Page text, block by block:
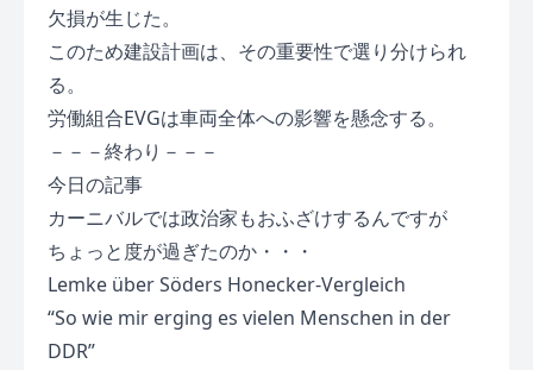
欠損が生じた。
このため建設計画は、その重要性で選り分けられ
る。
労働組合EVGは車両全体への影響を懸念する。
－－－終わり－－－
今日の記事
カーニバルでは政治家もおふざけするんですが
ちょっと度が過ぎたのか・・・
Lemke über Söders Honecker-Vergleich
“So wie mir erging es vielen Menschen in der
DDR”